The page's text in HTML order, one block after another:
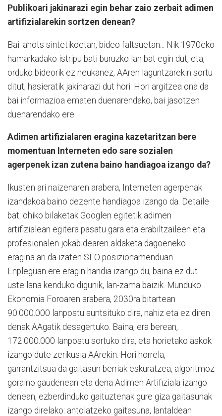
Publikoari jakinarazi egin behar zaio zerbait adimen
artifizialarekin sortzen denean?
Bai: ahots sintetikoetan, bideo faltsuetan... Nik 1970eko
hamarkadako istripu bati buruzko lan bat egin dut, eta,
orduko bideorik ez neukanez, AAren laguntzarekin sortu
ditut; hasieratik jakinarazi dut hori. Hori argitzea ona da
bai informazioa ematen duenarendako, bai jasotzen
duenarendako ere.
Adimen artifizialaren eragina kazetaritzan bere
momentuan Interneten edo sare sozialen
agerpenek izan zutena baino handiagoa izango da?
Ikusten ari naizenaren arabera, Interneten agerpenak
izandakoa baino dezente handiagoa izango da. Detaile
bat: ohiko bilaketak Googlen egitetik adimen
artifizialean egitera pasatu gara eta erabiltzaileen eta
profesionalen jokabidearen aldaketa dagoeneko
eragina ari da izaten SEO posizionamenduan.
Enpleguan ere eragin handia izango du, baina ez dut
uste lana kenduko digunik, lan-zama baizik. Munduko
Ekonomia Foroaren arabera, 2030ra bitartean
90.000.000 lanpostu suntsituko dira, nahiz eta ez diren
denak AAgatik desagertuko. Baina, era berean,
172.000.000 lanpostu sortuko dira, eta horietako askok
izango dute zerikusia AArekin. Hori horrela,
garrantzitsua da gaitasun berriak eskuratzea, algoritmoz
goraino gaudenean eta dena Adimen Artifiziala izango
denean, ezberdinduko gaituztenak gure giza gaitasunak
izango direlako: antolatzeko gaitasuna, lantaldean